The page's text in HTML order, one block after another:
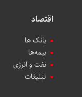
اقتصاد
بانک ها
بیمه‌ها
نفت و انرژی
تبلیغات